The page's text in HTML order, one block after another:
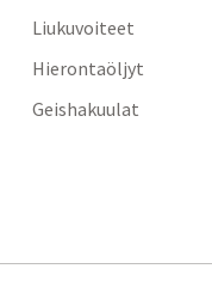
Liukuvoiteet
Hierontaöljyt
Geishakuulat